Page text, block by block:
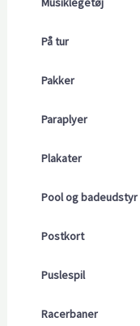
På tur
Pakker
Paraplyer
Plakater
Pool og badeudstyr
Postkort
Puslespil
Racerbaner